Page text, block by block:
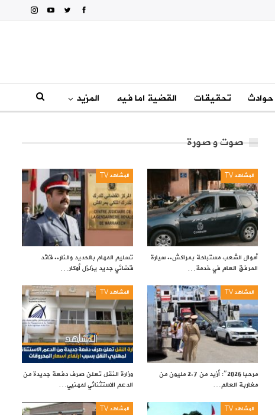
حوادث تحقيقات القضية اما فيه المزيد
صوت و صورة
المشاهد TV
أموال الشعب مستباحة بمراكش.. سيارة
المرفق العام في خدمة…
المشاهد TV
تسليم المهام بالحديد والنار.. قائد
قضائي جديد يزلزل أوكار…
المشاهد TV
مرحبا 2026″: أزيد من 2.7 مليون من
مغاربة العالم…
المشاهد TV
وزارة النقل تعلن صرف دفعة جديدة من
الدعم الاستثنائي لمهنيي…
المشاهد TV المشاهد TV